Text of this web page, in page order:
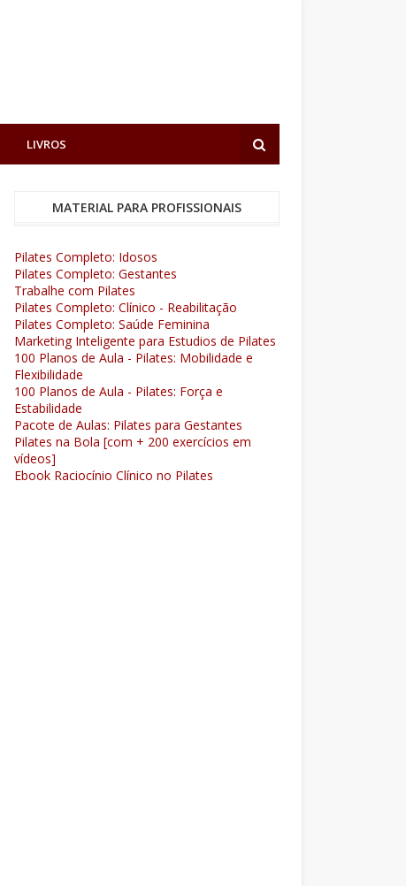
LIVROS
MATERIAL PARA PROFISSIONAIS
Pilates Completo: Idosos
Pilates Completo: Gestantes
Trabalhe com Pilates
Pilates Completo: Clínico - Reabilitação
Pilates Completo: Saúde Feminina
Marketing Inteligente para Estudios de Pilates
100 Planos de Aula - Pilates: Mobilidade e
Flexibilidade
100 Planos de Aula - Pilates: Força e
Estabilidade
Pacote de Aulas: Pilates para Gestantes
Pilates na Bola [com + 200 exercícios em
vídeos]
Ebook Raciocínio Clínico no Pilates